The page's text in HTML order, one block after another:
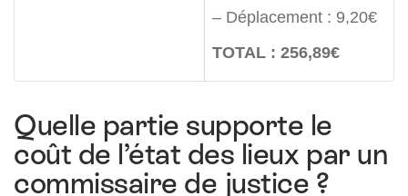
– Déplacement : 9,20€
TOTAL : 256,89€
Quelle partie supporte le
coût de l’état des lieux par un
commissaire de justice ?